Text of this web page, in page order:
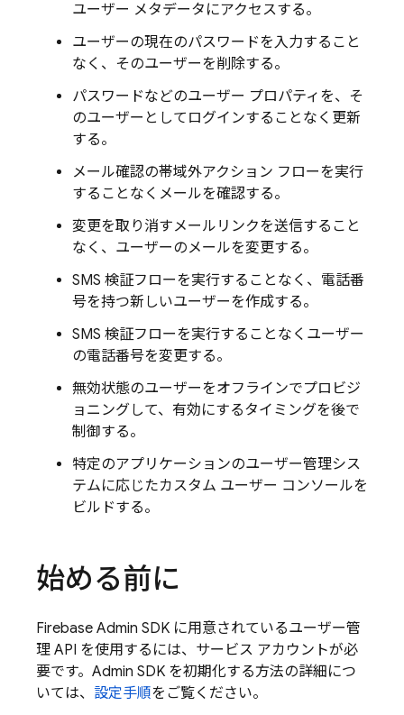
ユーザー メタデータにアクセスする。
ユーザーの現在のパスワードを入力すること
なく、そのユーザーを削除する。
パスワードなどのユーザー プロパティを、そ
のユーザーとしてログインすることなく更新
する。
メール確認の帯域外アクション フローを実行
することなくメールを確認する。
変更を取り消すメールリンクを送信すること
なく、ユーザーのメールを変更する。
SMS 検証フローを実行することなく、電話番
号を持つ新しいユーザーを作成する。
SMS 検証フローを実行することなくユーザー
の電話番号を変更する。
無効状態のユーザーをオフラインでプロビジ
ョニングして、有効にするタイミングを後で
制御する。
特定のアプリケーションのユーザー管理シス
テムに応じたカスタム ユーザー コンソールを
ビルドする。
始める前に
Firebase Admin SDK に用意されているユーザー管
理 API を使用するには、サービス アカウントが必
要です。Admin SDK を初期化する方法の詳細につ
いては、 設定手順をご覧ください。